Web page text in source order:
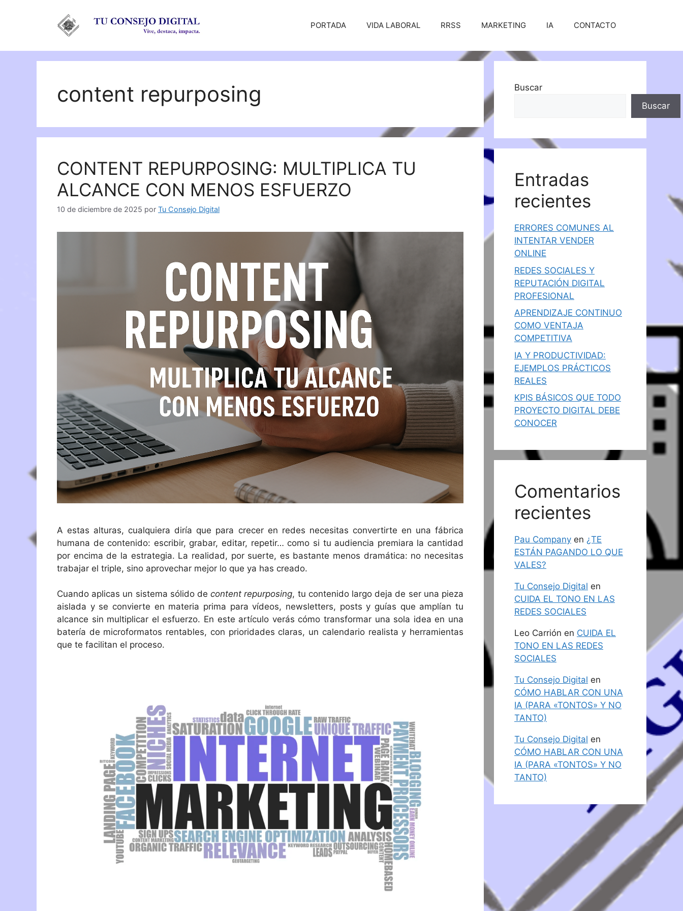
PORTADA VIDA LABORAL RRSS MARKETING IA CONTACTO
content repurposing
CONTENT REPURPOSING: MULTIPLICA TU
ALCANCE CON MENOS ESFUERZO
10 de diciembre de 2025 por Tu Consejo Digital
A estas alturas, cualquiera diría que para crecer en redes necesitas convertirte en una fábrica
humana de contenido: escribir, grabar, editar, repetir… como si tu audiencia premiara la cantidad
por encima de la estrategia. La realidad, por suerte, es bastante menos dramática: no necesitas
trabajar el triple, sino aprovechar mejor lo que ya has creado.
Cuando aplicas un sistema sólido decontent repurposing, tu contenido largo deja de ser una pieza
aislada y se convierte en materia prima para vídeos, newsletters, posts y guías que amplían tu
alcance sin multiplicar el esfuerzo. En este artículo verás cómo transformar una sola idea en una
batería de microformatos rentables, con prioridades claras, un calendario realista y herramientas
que te facilitan el proceso.
Buscar
Buscar
Entradas
recientes
ERRORES COMUNES AL
INTENTAR VENDER
ONLINE
REDES SOCIALES Y
REPUTACIÓN DIGITAL
PROFESIONAL
APRENDIZAJE CONTINUO
COMO VENTAJA
COMPETITIVA
IA Y PRODUCTIVIDAD:
EJEMPLOS PRÁCTICOS
REALES
KPIS BÁSICOS QUE TODO
PROYECTO DIGITAL DEBE
CONOCER
Comentarios
recientes
Pau Company en ¿TE
ESTÁN PAGANDO LO QUE
VALES?
Tu Consejo Digital en
CUIDA EL TONO EN LAS
REDES SOCIALES
Leo Carrión en CUIDA EL
TONO EN LAS REDES
SOCIALES
Tu Consejo Digital en
CÓMO HABLAR CON UNA
IA (PARA «TONTOS» Y NO
TANTO)
Tu Consejo Digital en
CÓMO HABLAR CON UNA
IA (PARA «TONTOS» Y NO
TANTO)